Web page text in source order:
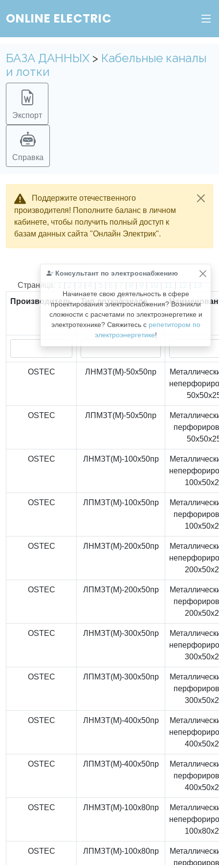
ONLINE ELECTRIC
БАЗА ДАННЫХ > Кабельные каналы
и лотки
Экспорт
Справка
Поддержите отечественного
производителя! Пополните баланс в личном
кабинете, чтобы получить полный доступ к
базам данных сайта "Онлайн Электрик".
Консультант по электроснабжению
Начинаете свою деятельность в сфере
проектирования электроснабжения? Возникли
сложности с расчетами по электроэнергетике и
электротехнике? Свяжитесь с репетитором по
электроэнергетике!
Найдено366из366записей.
Страница: 1 | 2 | 3 | 4 | 5 | 6 | 7 | 8 | 9 | 10 | 11 | 12 | 13
Производитель
Тип лотка/канала
OSTEC ЛНМЗТ(М)-50x50пр
OSTEC ЛПМЗТ(М)-50x50пр
OSTEC ЛНМЗТ(М)-100x50пр
OSTEC ЛПМЗТ(М)-100x50пр
OSTEC ЛНМЗТ(М)-200x50пр
OSTEC ЛПМЗТ(М)-200x50пр
OSTEC ЛНМЗТ(М)-300x50пр
OSTEC ЛПМЗТ(М)-300x50пр
OSTEC ЛНМЗТ(М)-400x50пр
OSTEC ЛПМЗТ(М)-400x50пр
OSTEC ЛНМЗТ(М)-100x80пр
OSTEC ЛПМЗТ(М)-100x80пр